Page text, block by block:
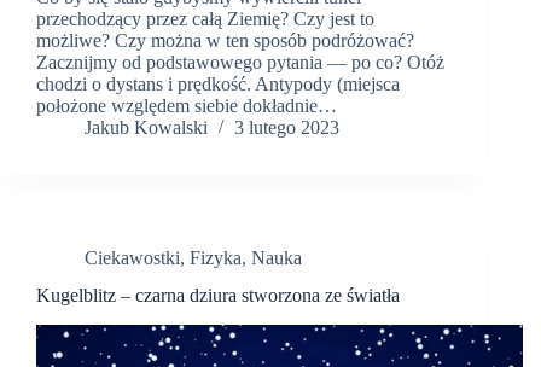
przechodzący przez całą Ziemię? Czy jest to
możliwe? Czy można w ten sposób podróżować?
Zacznijmy od podstawowego pytania — po co? Otóż
chodzi o dystans i prędkość. Antypody (miejsca
położone względem siebie dokładnie…
Jakub Kowalski
3 lutego 2023
Ciekawostki, Fizyka, Nauka
Kugelblitz – czarna dziura stworzona ze światła